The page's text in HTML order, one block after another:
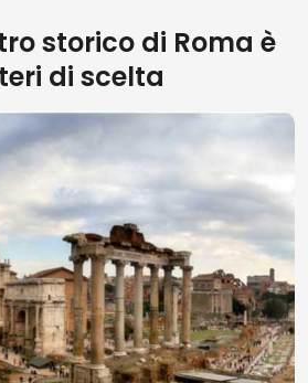
storico di Roma è
di scelta